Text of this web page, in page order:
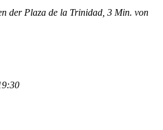
der Plaza de la Trinidad, 3 Min. von